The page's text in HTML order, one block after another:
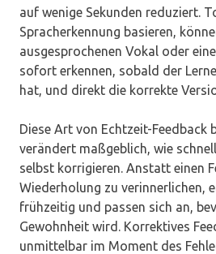
auf wenige Sekunden reduziert.
Spracherkennung basieren,
ausgesprochenen Vokal oder
sofort erkennen, sobald der
hat, und direkt die korrekte
Diese Art von Echtzeit-Feedback
verändert maßgeblich, wie
selbst korrigieren. Anstatt einen
Wiederholung zu verinnerlichen,
frühzeitig und passen sich an,
Gewohnheit wird. Korrektives
unmittelbar im Moment des